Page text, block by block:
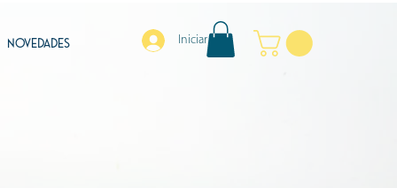
NOVEDADES Iniciar sesión